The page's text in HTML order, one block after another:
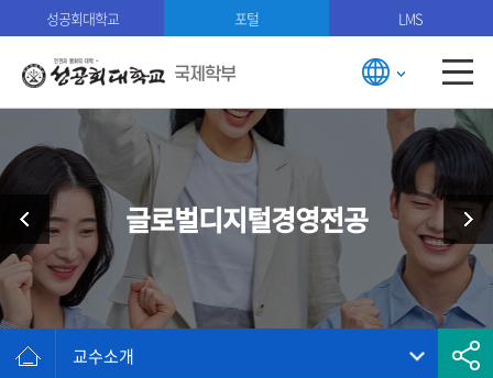
성공회대학교 포털 LMS
국제학부
글로벌디지털경영전공
교수소개